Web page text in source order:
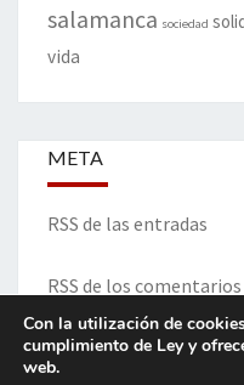
salamanca sociedad
vida
META
RSS de las entradas
RSS de los comentarios
ITINERARIO DE VIDA Y
Con la utilización de
cumplimiento de Ley y
web.